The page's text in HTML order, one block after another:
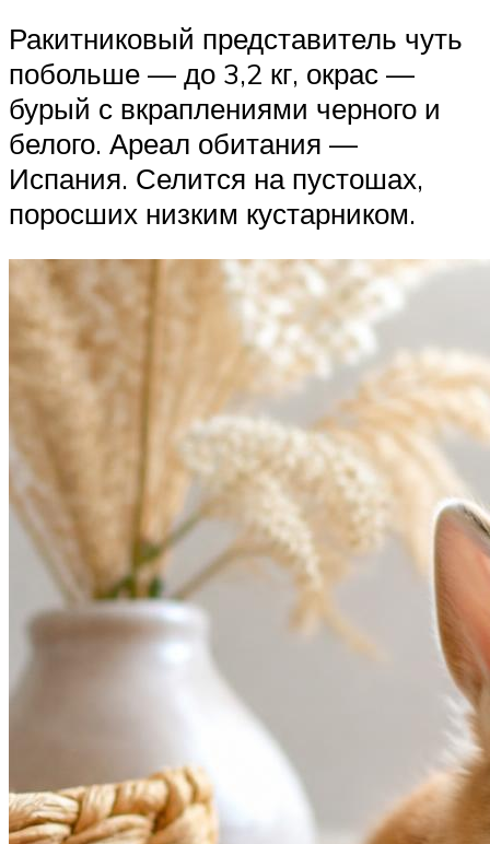
Ракитниковый представитель чуть
побольше — до 3,2 кг, окрас —
бурый с вкраплениями черного и
белого. Ареал обитания —
Испания. Селится на пустошах,
поросших низким кустарником.